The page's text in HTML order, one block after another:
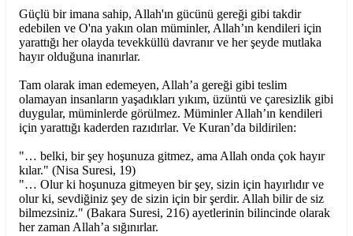
Güçlü bir imana sahip, Allah'ın gücünü gereği gibi takdir
edebilen ve O'na yakın olan müminler, Allah’ın kendileri için
yarattığı her olayda tevekküllü davranır ve her şeyde mutlaka
hayır olduğuna inanırlar.
Tam olarak iman edemeyen, Allah’a gereği gibi teslim
olamayan insanların yaşadıkları yıkım, üzüntü ve çaresizlik gibi
duygular, müminlerde görülmez. Müminler Allah’ın kendileri
için yarattığı kaderden razıdırlar. Ve Kuran’da bildirilen:
"… belki, bir şey hoşunuza gitmez, ama Allah onda çok hayır
kılar." (Nisa Suresi, 19)
"… Olur ki hoşunuza gitmeyen bir şey, sizin için hayırlıdır ve
olur ki, sevdiğiniz şey de sizin için bir şerdir. Allah bilir de siz
bilmezsiniz." (Bakara Suresi, 216) ayetlerinin bilincinde olarak
her zaman Allah’a sığınırlar.